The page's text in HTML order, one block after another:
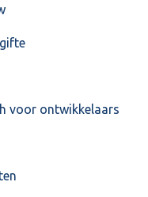
voor ontwikkelaars